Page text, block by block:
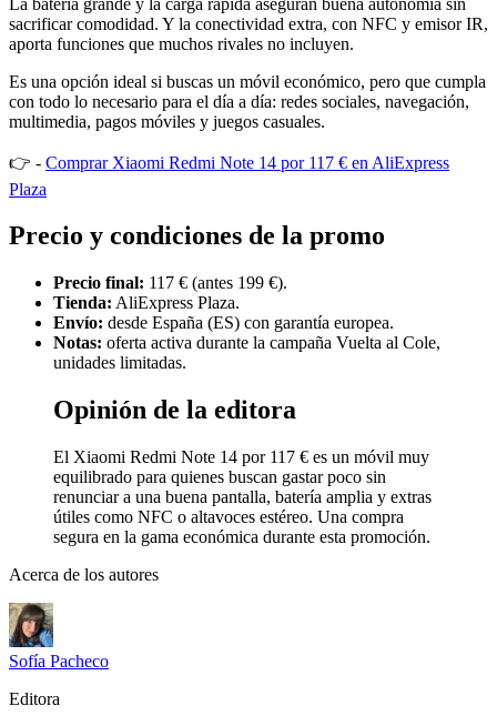
sacrificar comodidad. Y la conectividad extra, con NFC y emisor IR,
aporta funciones que muchos rivales no incluyen.
Es una opción ideal si buscas un móvil económico, pero que cumpla
con todo lo necesario para el día a día: redes sociales, navegación,
multimedia, pagos móviles y juegos casuales.
👉 - Comprar Xiaomi Redmi Note 14 por 117 € en AliExpress
Plaza
Precio y condiciones de la promo
Precio final: 117 € (antes 199 €).
Tienda: AliExpress Plaza.
Envío: desde España (ES) con garantía europea.
Notas: oferta activa durante la campaña Vuelta al Cole,
unidades limitadas.
Opinión de la editora
El Xiaomi Redmi Note 14 por 117 € es un móvil muy
equilibrado para quienes buscan gastar poco sin
renunciar a una buena pantalla, batería amplia y extras
útiles como NFC o altavoces estéreo. Una compra
segura en la gama económica durante esta promoción.
Acerca de los autores
Sofía Pacheco
Editora